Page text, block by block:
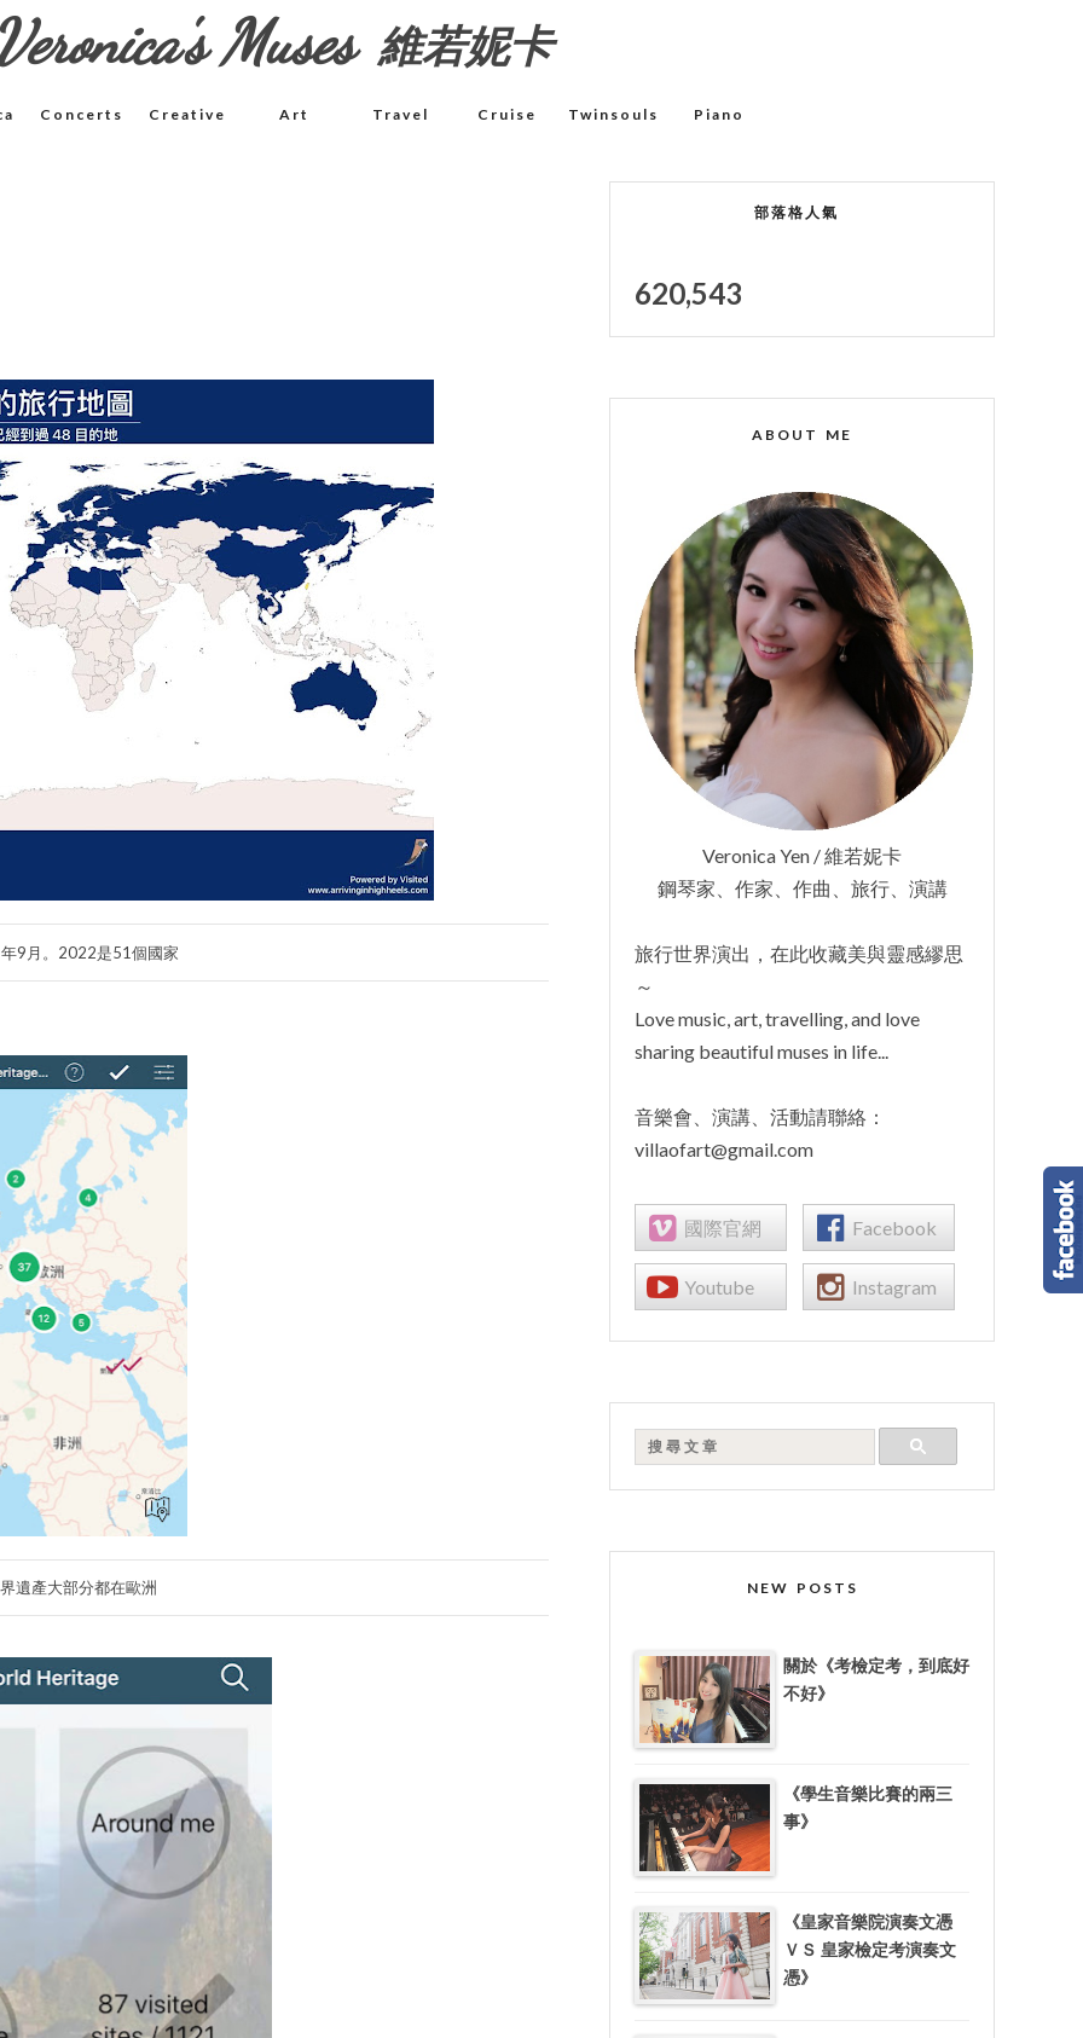
Muses 維若妮卡
Concerts Creative Art Travel Cruise Twinsouls Piano
9月。2022是51個國家
遺產大部分都在歐洲
部落格人氣
620,543
ABOUT ME
Veronica Yen / 維若妮卡
鋼琴家、作家、作曲、旅行、演講
旅行世界演出，在此收藏美與靈感繆思
～
Love music, art, travelling, and love
sharing beautiful muses in life...
音樂會、演講、活動請聯絡：
villaofart@gmail.com
國際官網 Facebook
Youtube Instagram
NEW POSTS
關於《考檢定考，到底好
不好》
《學生音樂比賽的兩三
事》
《皇家音樂院演奏文憑
ＶＳ 皇家檢定考演奏文
憑》